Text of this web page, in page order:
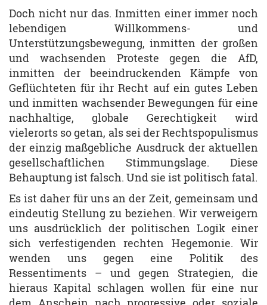
Doch nicht nur das. Inmitten einer immer noch
lebendigen Willkommens- und
Unterstützungsbewegung, inmitten der großen
und wachsenden Proteste gegen die AfD,
inmitten der beeindruckenden Kämpfe von
Geflüchteten für ihr Recht auf ein gutes Leben
und inmitten wachsender Bewegungen für eine
nachhaltige, globale Gerechtigkeit wird
vielerorts so getan, als sei der Rechtspopulismus
der einzig maßgebliche Ausdruck der aktuellen
gesellschaftlichen Stimmungslage. Diese
Behauptung ist falsch. Und sie ist politisch fatal.
Es ist daher für uns an der Zeit, gemeinsam und
eindeutig Stellung zu beziehen. Wir verweigern
uns ausdrücklich der politischen Logik einer
sich verfestigenden rechten Hegemonie. Wir
wenden uns gegen eine Politik des
Ressentiments – und gegen Strategien, die
hieraus Kapital schlagen wollen für eine nur